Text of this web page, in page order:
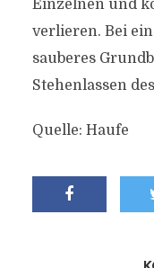
Einzelnen und
verlieren. Bei
sauberes
Stehenlassen
Quelle: Haufe